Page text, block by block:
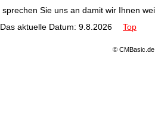
sprechen Sie uns an damit wir Ihnen
Das aktuelle Datum: 9.8.2026
Top
© CMBasic.de